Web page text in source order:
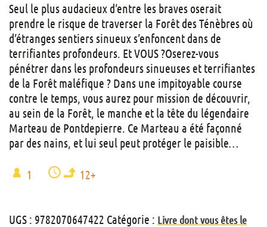
Seul le plus audacieux d’entre les braves oserait
prendre le risque de traverser la Forêt des Ténèbres où
d’étranges sentiers sinueux s’enfoncent dans de
terrifiantes profondeurs. Et VOUS ?Oserez-vous
pénétrer dans les profondeurs sinueuses et terrifiantes
de la Forêt maléfique ? Dans une impitoyable course
contre le temps, vous aurez pour mission de découvrir,
au sein de la Forêt, le manche et la tête du légendaire
Marteau de Pontdepierre. Ce Marteau a été façonné
par des nains, et lui seul peut protéger le paisible…
1 12+
UGS : 9782070647422 Catégorie : Livre dont vous êtes le